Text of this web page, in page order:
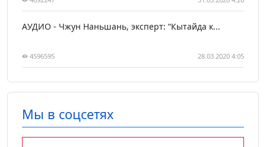
АУДИО - Чжун Наньшань, эксперт: “Кытайда к...
4596595 28.03.2020 4:05
Мы в соцсетях